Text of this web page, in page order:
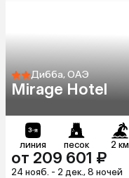
Дибба, ОАЭ
Mirage Hotel
линия песок 2 км
от 209 601 ₽
24 нояб. - 2 дек., 8 ночей